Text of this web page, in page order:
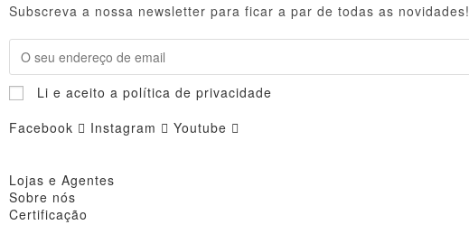
Subscreva a nossa newsletter para ficar a par de todas as novidades!
Li e aceito a política de privacidade
Facebook
Instagram Youtube
Lojas e Agentes
Sobre nós
Certificação